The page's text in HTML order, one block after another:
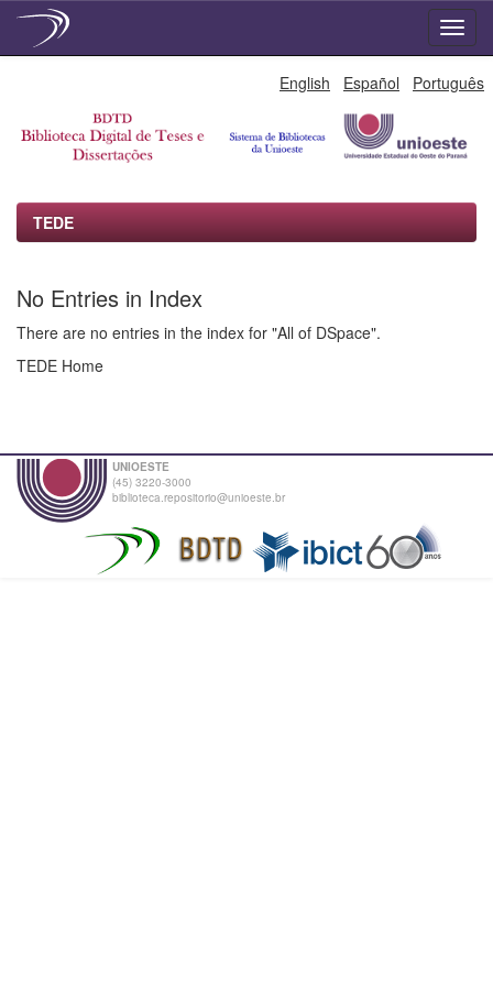
English Español Português
TEDE
No Entries in Index
There are no entries in the index for "All of DSpace".
TEDE Home
UNIOESTE
(45) 3220-3000
biblioteca.repositorio@unioeste.br